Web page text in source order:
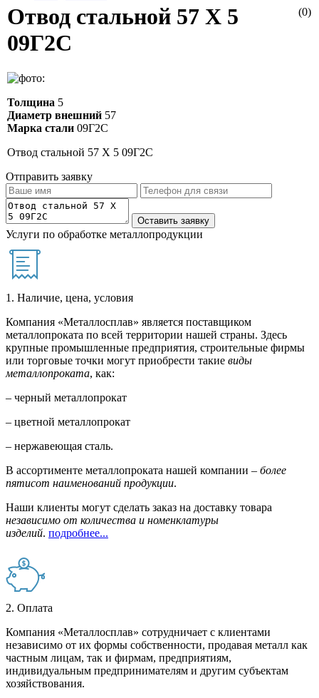
(0)
Отвод стальной 57 Х 5
09Г2С
Толщина 5
Диаметр внешний 57
Марка стали 09Г2С
Отвод стальной 57 Х 5 09Г2С
Отправить заявку
Услуги по обработке металлопродукции
1. Наличие, цена, условия
Компания «Металлосплав» является поставщиком
металлопроката по всей территории нашей страны. Здесь
крупные промышленные предприятия, строительные фирмы
или торговые точки могут приобрести такие виды
металлопроката, как:
– черный металлопрокат
– цветной металлопрокат
– нержавеющая сталь.
В ассортименте металлопроката нашей компании – более
пятисот наименований продукции.
Наши клиенты могут сделать заказ на доставку товара
независимо от количества и номенклатуры
изделий. подробнее...
2. Оплата
Компания «Металлосплав» сотрудничает с клиентами
независимо от их формы собственности, продавая металл как
частным лицам, так и фирмам, предприятиям,
индивидуальным предпринимателям и другим субъектам
хозяйствования.